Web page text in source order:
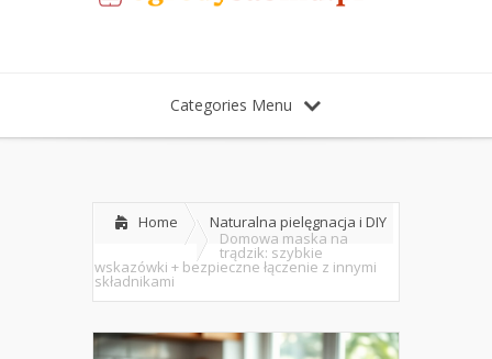
Categories Menu
Home
Naturalna pielęgnacja i DIY
Domowa maska na
trądzik: szybkie
wskazówki + bezpieczne łączenie z innymi
składnikami